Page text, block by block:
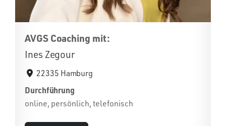
AVGS Coaching mit:
Ines Zegour
22335 Hamburg
Durchführung
online, persönlich, telefonisch